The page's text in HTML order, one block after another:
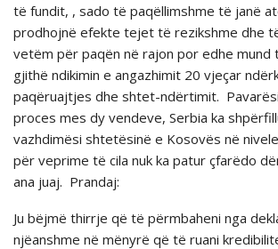
të fundit, , sado të paqëllimshme të janë
prodhojnë efekte tejet të rezikshme dhe
vetëm për paqën në rajon por edhe mund
gjithë ndikimin e angazhimit 20 vjeçar
paqëruajtjes dhe shtet-ndërtimit.
proces mes dy vendeve, Serbia ka
vazhdimësi shtetësinë e Kosovës në
për veprime të cila nuk ka patur çfarëdo
ana juaj. Prandaj:
Ju bëjmë thirrje që të përmbaheni nga
njëanshme në mënyrë që të ruani